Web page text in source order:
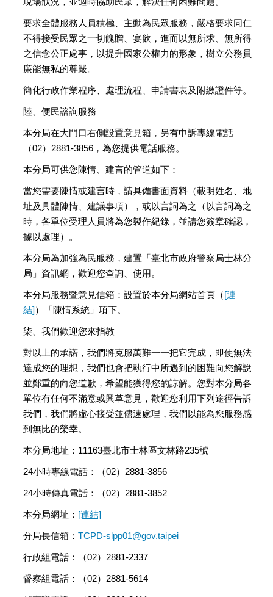
要求全體服務人員積極、主動為民眾服務，嚴格要求同仁
不得接受民眾之一切餽贈、宴飲，進而以無所求、無所得
之信念公正處事，以提升國家公權力的形象，樹立公務員
廉能無私的尊嚴。
簡化行政作業程序、處理流程、申請書表及附繳證件等。
陸、便民諮詢服務
本分局在大門口右側設置意見箱，另有申訴專線電話
（02）2881-3856，為您提供電話服務。
本分局可供您陳情、建言的管道如下：
當您需要陳情或建言時，請具備書面資料（載明姓名、地
址及具體陳情、建議事項），或以言詞為之（以言詞為之
時，各單位受理人員將為您製作紀錄，並請您簽章確認，
據以處理）。
本分局為加強為民服務，建置「臺北市政府警察局士林分
局」資訊網，歡迎您查詢、使用。
本分局服務暨意見信箱：設置於本分局網站首頁（[連
結]）「陳情系統」項下。
柒、我們歡迎您來指教
對以上的承諾，我們將克服萬難一一把它完成，即使無法
達成您的理想，我們也會把執行中所遇到的困難向您解說
並鄭重的向您道歉，希望能獲得您的諒解。您對本分局各
單位有任何不滿意或興革意見，歡迎您利用下列途徑告訴
我們，我們將虛心接受並儘速處理，我們以能為您服務感
到無比的榮幸。
本分局地址：11163臺北市士林區文林路235號
24小時專線電話：（02）2881-3856
24小時傳真電話：（02）2881-3852
本分局網址： [連結]
分局長信箱： TCPD-slpp01@gov.taipei
行政組電話：（02）2881-2337
督察組電話：（02）2881-5614